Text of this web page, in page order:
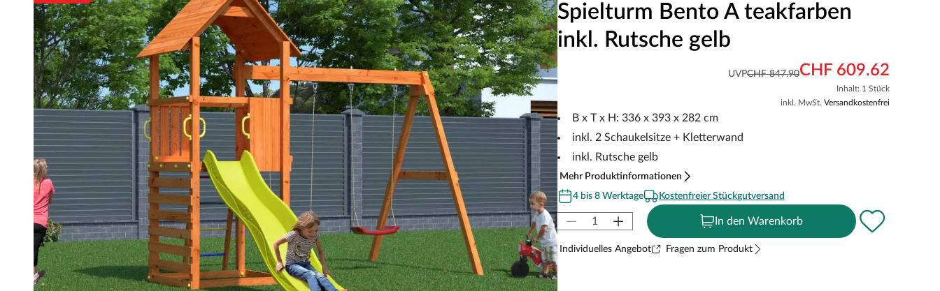
Spielturm Bento A teakfarben
inkl. Rutsche gelb
UVPCHF 847.90CHF 609.62
Inhalt: 1 Stück
inkl. MwSt. Versandkostenfrei
B x T x H: 336 x 393 x 282 cm
inkl. 2 Schaukelsitze + Kletterwand
inkl. Rutsche gelb
Mehr Produktinformationen
4 bis 8 Werktage
Kostenfreier Stückgutversand
In den Warenkorb
Individuelles Angebot Fragen zum Produkt